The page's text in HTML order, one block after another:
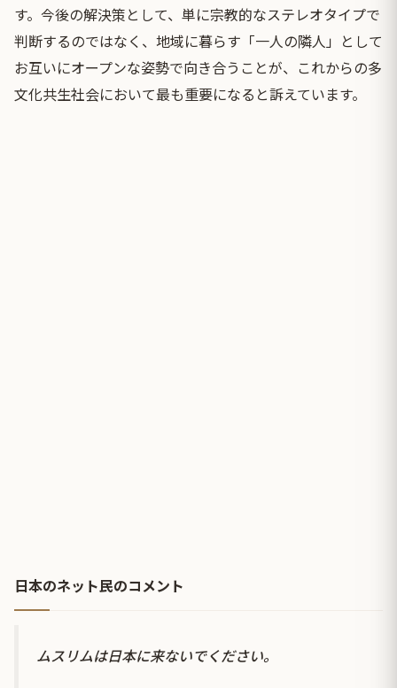
す。今後の解決策として、単に宗教的なステレオタイプで
判断するのではなく、地域に暮らす「一人の隣人」として
お互いにオープンな姿勢で向き合うことが、これからの多
文化共生社会において最も重要になると訴えています。
日本のネット民のコメント
ムスリムは日本に来ないでください。